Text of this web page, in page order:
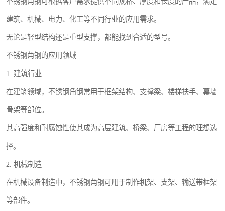
建筑、机械、电力、化工等不同行业的应用需求。
无论是轻型结构还是重型支撑，都能找到合适的型号。
不锈钢角钢的应用领域
1. 建筑行业
在建筑领域，不锈钢角钢常用于框架结构、支撑梁、楼梯扶手、幕墙
骨架等部位。
其高强度和耐腐蚀性使其成为高层建筑、桥梁、厂房等工程的理想选
择。
2. 机械制造
在机械设备制造中，不锈钢角钢可用于制作机架、支架、输送带框架
等部件。